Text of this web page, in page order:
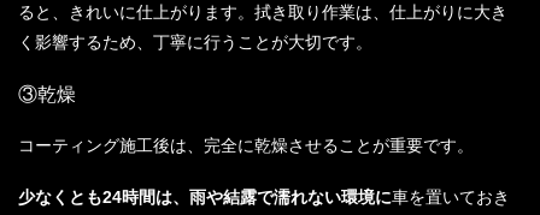
ると、きれいに仕上がります。拭き取り作業は、仕上がりに大き
く影響するため、丁寧に行うことが大切です。
③乾燥
コーティング施工後は、完全に乾燥させることが重要です。
少なくとも24時間は、雨や結露で濡れない環境に車を置いておき